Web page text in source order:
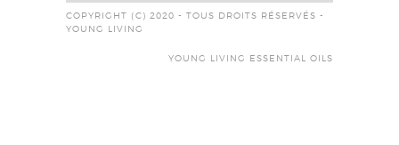
COPYRIGHT (C) 2020 - TOUS DROITS RÉSERVÉS -
YOUNG LIVING
YOUNG LIVING ESSENTIAL OILS